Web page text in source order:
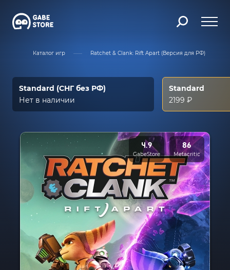
Каталог игр Ratchet & Clank: Rift Apart (Версия для РФ)
Standard (СНГ без РФ)
Нет в наличии
Standard
2199 ₽
4.9
GabeStore
86
Metacritic